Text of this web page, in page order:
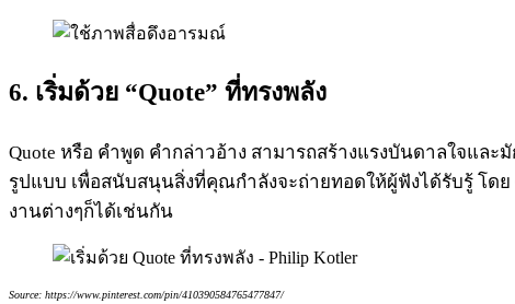
6. เริ่มด้วย “Quote” ที่ทรงพลัง
Quote หรือ คำพูด คำกล่าวอ้าง สามารถสร้างแรงบันดาลใจแล
รูปแบบ เพื่อสนับสนุนสิ่งที่คุณกำลังจะถ่ายทอดให้ผู้ฟังได้รับรู้ โด
งานต่างๆก็ได้เช่นกัน
Source: https://www.pinterest.com/pin/410390584765477847/